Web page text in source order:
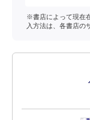
※書店によって現在
入方法は、各書店の